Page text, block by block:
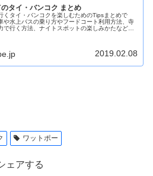
タイ・バンコク まとめ
くタイ・バンコクを楽しむためのTipsまとめで
や水上バスの乗り方やフードコート利用方法、寺
で行く方法、ナイトスポットの楽しみかたなどを
2019.02.08
ワットポー
ェアする